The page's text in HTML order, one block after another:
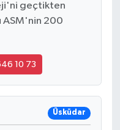
geçtikten
ASM'nin 200
10 73
Üsküdar